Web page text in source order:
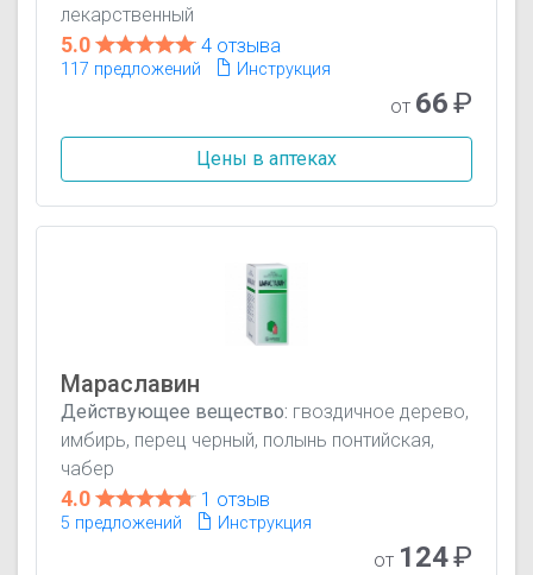
лекарственный
5.0 4 отзыва
117 предложений Инструкция
от 66₽
Цены в аптеках
Мараславин
Действующее вещество: гвоздичное дерево,
имбирь, перец черный, полынь понтийская,
чабер
4.0 1 отзыв
5 предложений Инструкция
от 124₽